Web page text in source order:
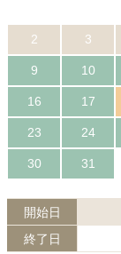
2 3
9 10
16 17
23 24
30 31
開始日
終了日